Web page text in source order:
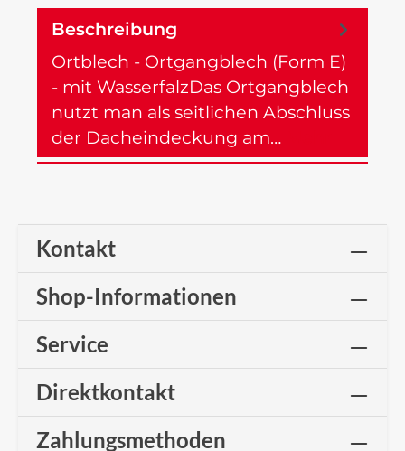
Beschreibung
Ortblech - Ortgangblech (Form E)
- mit WasserfalzDas Ortgangblech
nutzt man als seitlichen Abschluss
der Dacheindeckung am…
Kontakt
Shop-Informationen
Service
Direktkontakt
Zahlungsmethoden